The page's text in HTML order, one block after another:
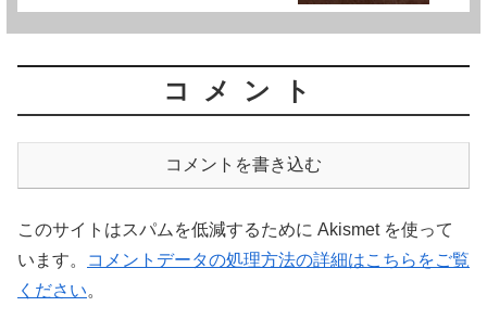
コメント
コメントを書き込む
このサイトはスパムを低減するために Akismet を使って
います。
コメントデータの処理方法の詳細はこちらをご覧
ください。